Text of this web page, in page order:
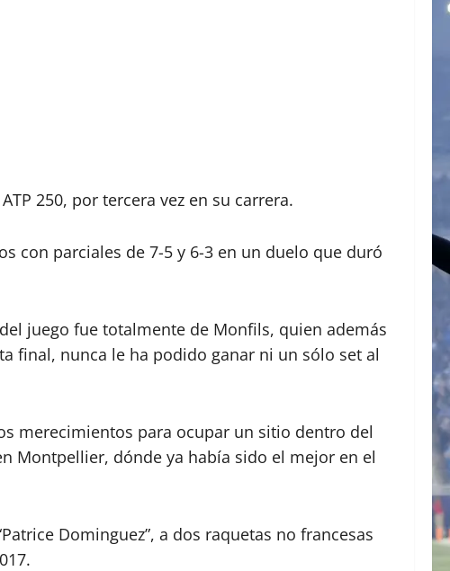
250, por tercera vez en su carrera.
con parciales de 7-5 y 6-3 en un duelo que duró
juego fue totalmente de Monfils, quien además
final, nunca le ha podido ganar ni un sólo set al
merecimientos para ocupar un sitio dentro del
Montpellier, dónde ya había sido el mejor en el
Dominguez”, a dos raquetas no francesas